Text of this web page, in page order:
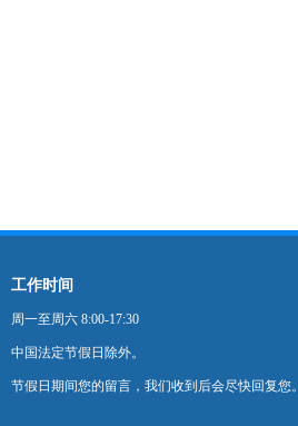
工作时间
周一至周六 8:00-17:30
中国法定节假日除外。
节假日期间您的留言，我们收到后会尽快回复您。